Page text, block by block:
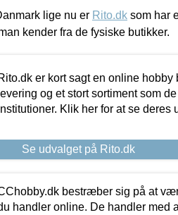
lige nu er Rito.dk som har
kender fra de fysiske butikker.
er kort sagt en online
levering og et stort sortiment som
Klik her for at se deres
Se udvalget på Rito.dk
bestræber sig på at
handler online. De handler med